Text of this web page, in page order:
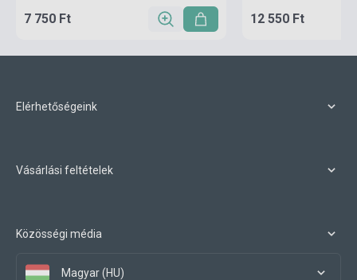
7 750 Ft 12 550 Ft
Elérhetőségeink
Vásárlási feltételek
Közösségi média
Magyar (HU)